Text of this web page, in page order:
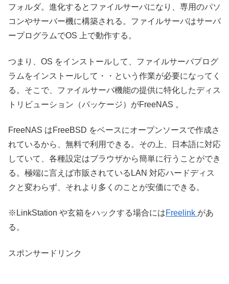
フォルダ。進化するとファイルサーバになり、専用のパソ
コンやサーバー機に構築される。ファイルサーバはサーバ
ープログラムでOS 上で動作する。
つまり、OS をインストールして、ファイルサーバプログ
ラムをインストールして・・という作業が必要になってく
る。そこで、ファイルサーバ機能の提供に特化したディス
トリビューション（パッケージ）がFreeNAS 。
FreeNAS はFreeBSD をベースにオープンソースで作成さ
れているから、無料で利用できる。その上、日本語に対応
していて、各種設定はブラウザから簡単に行うことができ
る。極端に言えば市販されているLAN 対応ハードディス
クと変わらず、それより多くのことが安価にできる。
※LinkStation や玄箱をハックする場合にはFreelink があ
る。
スポンサードリンク